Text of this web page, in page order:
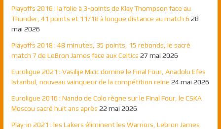
Playoffs 2016 : la folie à 3-points de Klay Thompson face au
Thunder, 41 points et 11/18 à longue distance au match 6 28
mai 2026
Playoffs 2018 : 48 minutes, 35 points, 15 rebonds, le sacré
match 7 de LeBron James face aux Celtics 27 mai 2026
Euroligue 2021 : Vasilije Micic domine le Final Four, Anadolu Efes
Istanbul, nouveau vainqueur de la compétition reine 24 mai 2026
Euroligue 2016 : Nando de Colo règne sur le Final Four, le CSKA
Moscou sacré huit ans après 22 mai 2026
Play-in 2021 : les Lakers éliminent les Warriors, Lebron James